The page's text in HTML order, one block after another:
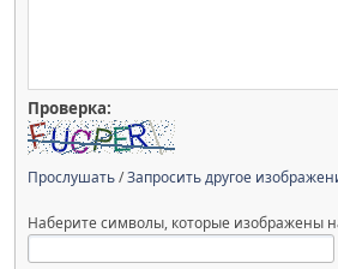
Проверка:
Прослушать/Запросить другое
Наберите символы, которые изображены